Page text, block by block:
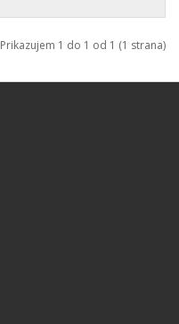
Prikazujem 1 do 1 od 1 (1 strana)